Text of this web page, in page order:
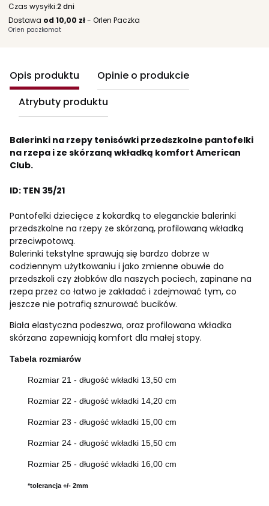
Czas wysyłki:2 dni
Dostawa od 10,00 zł- Orlen Paczka
Orlen paczkomat
Opis produktu
Opinie o produkcie
Atrybuty produktu
Balerinki na rzepy tenisówki przedszkolne pantofelki
na rzepa i ze skórzaną wkładką komfort American
Club.
ID: TEN 35/21
Pantofelki dziecięce z kokardką to eleganckie balerinki
przedszkolne na rzepy ze skórzaną, profilowaną wkładką
przeciwpotową.
Balerinki tekstylne sprawują się bardzo dobrze w
codziennym użytkowaniu i jako zmienne obuwie do
przedszkoli czy żłobków dla naszych pociech, zapinane na
rzepa przez co łatwo je zakładać i zdejmować tym, co
jeszcze nie potrafią sznurować bucików.
Biała elastyczna podeszwa, oraz profilowana wkładka
skórzana zapewniają komfort dla małej stopy.
Tabela rozmiarów
Rozmiar 21 - długość wkładki 13,50 cm
Rozmiar 22 - długość wkładki 14,20 cm
Rozmiar 23 - długość wkładki 15,00 cm
Rozmiar 24 - długość wkładki 15,50 cm
Rozmiar 25 - długość wkładki 16,00 cm
*tolerancja +/- 2mm